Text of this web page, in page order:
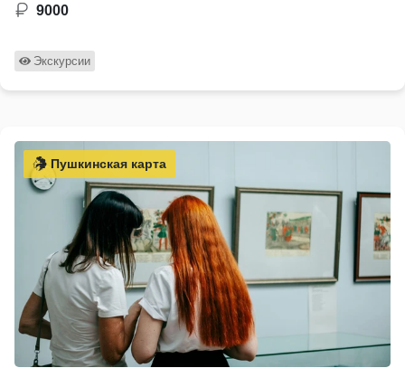
9000
Экскурсии
Пушкинская карта